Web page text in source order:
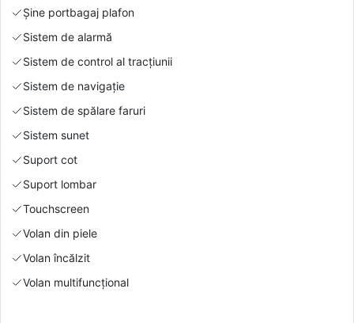
Şine portbagaj plafon
Sistem de alarmă
Sistem de control al tracțiunii
Sistem de navigație
Sistem de spălare faruri
Sistem sunet
Suport cot
Suport lombar
Touchscreen
Volan din piele
Volan încălzit
Volan multifuncțional